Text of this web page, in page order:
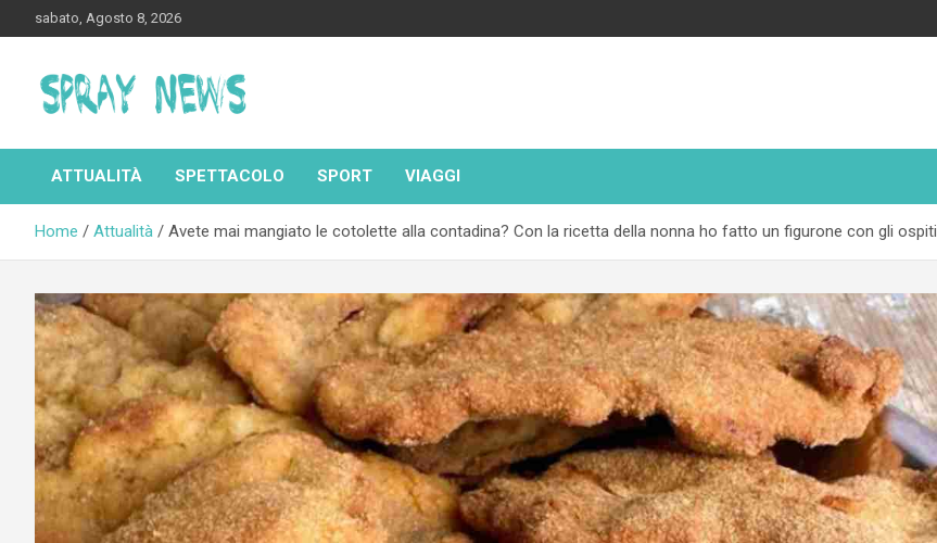
to
sabato, Agosto 8, 2026
Spraynews.it
ATTUALITÀ SPETTACOLO SPORT VIAGGI
Home Attualità Avete mai mangiato le cotolette alla contadina? Con la ricetta della nonna ho fatto un figurone con gli ospiti